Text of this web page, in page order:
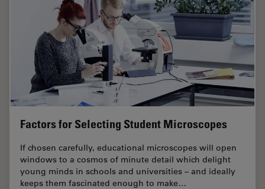
Factors for Selecting Student Microscopes
If chosen carefully, educational microscopes will open
windows to a cosmos of minute detail which delight
young minds in schools and universities – and ideally
keeps them fascinated enough to make…